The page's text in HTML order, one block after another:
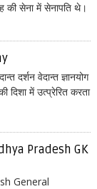
की सेना में सेनापति थे।
दर्शन वेदान्त ज्ञानयोग
दिशा में उत्प्रेरित करता
Pradesh GK
General